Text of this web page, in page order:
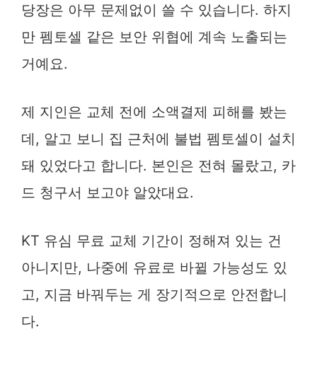
당장은 아무 문제없이 쓸 수 있습니다. 하지
만 펨토셀 같은 보안 위협에 계속 노출되는
거예요.
제 지인은 교체 전에 소액결제 피해를 봤는
데, 알고 보니 집 근처에 불법 펨토셀이 설치
돼 있었다고 합니다. 본인은 전혀 몰랐고, 카
드 청구서 보고야 알았대요.
KT 유심 무료 교체 기간이 정해져 있는 건
아니지만, 나중에 유료로 바뀔 가능성도 있
고, 지금 바꿔두는 게 장기적으로 안전합니
다.